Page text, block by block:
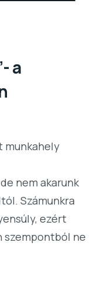
a
munkahely
nem akarunk
Számunkra
ezért
szempontból ne